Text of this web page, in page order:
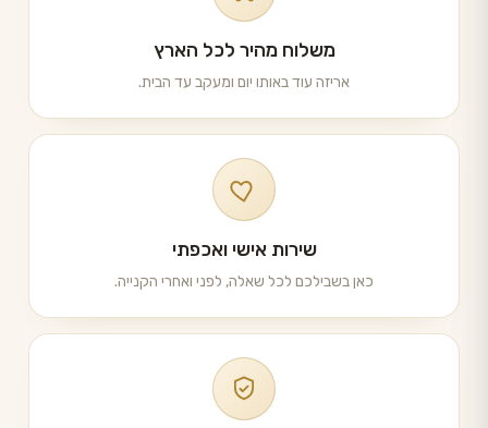
משלוח מהיר לכל הארץ
אריזה עוד באותו יום ומעקב עד הבית.
שירות אישי ואכפתי
כאן בשבילכם לכל שאלה, לפני ואחרי הקנייה.